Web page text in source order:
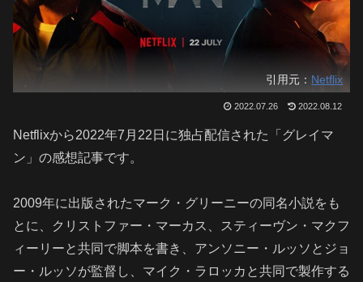
引用元： Netflix
2022.07.26 2022.08.12
Netflixから2022年7月22日に独占配信された「グレイマ
ン」の感想記事です。
2009年に出版されたマーク・グリーニーの同名小説をも
とに、クリストファー・マーカス、スティーヴン・マクフ
ィーリーと共同で脚本を書き、アンソニー・ルッソとジョ
ー・ルッソが監督し、マイク・ラロッカと共同で製作する